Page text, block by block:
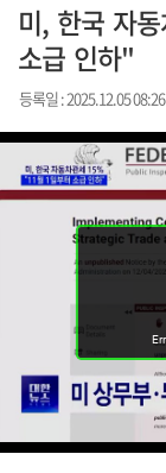
미, 한국 자
소급 인하"
등록일 : 2025.12.05 08:26